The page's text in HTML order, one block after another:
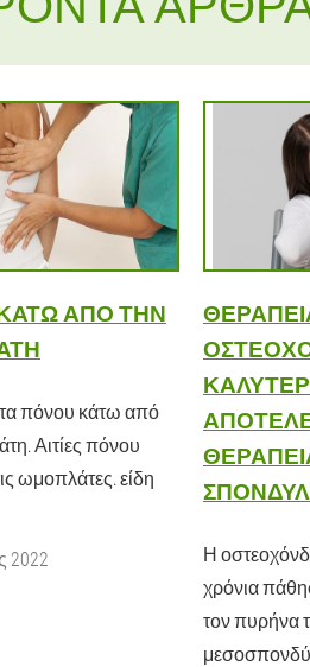
ΑΠΌ ΤΗΝ
πόνου κάτω από
Αιτίες πόνου
ωμοπλάτες. είδη
2022
Η
χρόνια
τον πυρήνα